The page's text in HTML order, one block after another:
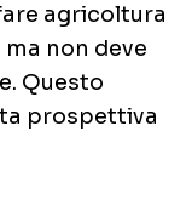
agricoltura
non deve
Questo
prospettiva